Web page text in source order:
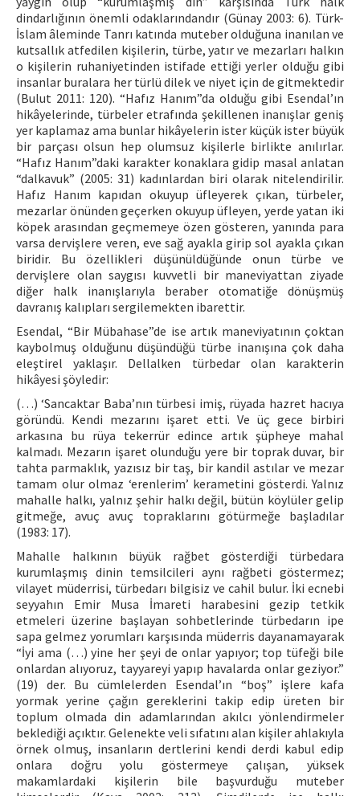
dindarlığının önemli odaklarındandır (Günay 2003: 6). Türk-
İslam âleminde Tanrı katında muteber olduğuna inanılan ve
kutsallık atfedilen kişilerin, türbe, yatır ve mezarları halkın
o kişilerin ruhaniyetinden istifade ettiği yerler olduğu gibi
insanlar buralara her türlü dilek ve niyet için de gitmektedir
(Bulut 2011: 120). “Hafız Hanım”da olduğu gibi Esendal’ın
hikâyelerinde, türbeler etrafında şekillenen inanışlar geniş
yer kaplamaz ama bunlar hikâyelerin ister küçük ister büyük
bir parçası olsun hep olumsuz kişilerle birlikte anılırlar.
“Hafız Hanım”daki karakter konaklara gidip masal anlatan
“dalkavuk” (2005: 31) kadınlardan biri olarak nitelendirilir.
Hafız Hanım kapıdan okuyup üfleyerek çıkan, türbeler,
mezarlar önünden geçerken okuyup üfleyen, yerde yatan iki
köpek arasından geçmemeye özen gösteren, yanında para
varsa dervişlere veren, eve sağ ayakla girip sol ayakla çıkan
biridir. Bu özellikleri düşünüldüğünde onun türbe ve
dervişlere olan saygısı kuvvetli bir maneviyattan ziyade
diğer halk inanışlarıyla beraber otomatiğe dönüşmüş
davranış kalıpları sergilemekten ibarettir.
Esendal, “Bir Mübahase”de ise artık maneviyatının çoktan
kaybolmuş olduğunu düşündüğü türbe inanışına çok daha
eleştirel yaklaşır. Dellalken türbedar olan karakterin
hikâyesi şöyledir:
(…) ‘Sancaktar Baba’nın türbesi imiş, rüyada hazret hacıya
göründü. Kendi mezarını işaret etti. Ve üç gece birbiri
arkasına bu rüya tekerrür edince artık şüpheye mahal
kalmadı. Mezarın işaret olunduğu yere bir toprak duvar, bir
tahta parmaklık, yazısız bir taş, bir kandil astılar ve mezar
tamam olur olmaz ‘erenlerim’ kerametini gösterdi. Yalnız
mahalle halkı, yalnız şehir halkı değil, bütün köylüler gelip
gitmeğe, avuç avuç topraklarını götürmeğe başladılar
(1983: 17).
Mahalle halkının büyük rağbet gösterdiği türbedara
kurumlaşmış dinin temsilcileri aynı rağbeti göstermez;
vilayet müderrisi, türbedarı bilgisiz ve cahil bulur. İki ecnebi
seyyahın Emir Musa İmareti harabesini gezip tetkik
etmeleri üzerine başlayan sohbetlerinde türbedarın ipe
sapa gelmez yorumları karşısında müderris dayanamayarak
“İyi ama (…) yine her şeyi de onlar yapıyor; top tüfeği bile
onlardan alıyoruz, tayyareyi yapıp havalarda onlar geziyor.”
(19) der. Bu cümlelerden Esendal’ın “boş” işlere kafa
yormak yerine çağın gereklerini takip edip üreten bir
toplum olmada din adamlarından akılcı yönlendirmeler
beklediği açıktır. Gelenekte veli sıfatını alan kişiler ahlakıyla
örnek olmuş, insanların dertlerini kendi derdi kabul edip
onlara doğru yolu göstermeye çalışan, yüksek
makamlardaki kişilerin bile başvurduğu muteber